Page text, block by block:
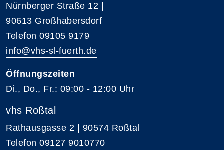
Nürnberger Straße 12 |
90613 Großhabersdorf
Telefon 09105 9179
info@vhs-sl-fuerth.de
Öffnungszeiten
Di., Do., Fr.: 09:00 - 12:00 Uhr
vhs Roßtal
Rathausgasse 2 | 90574 Roßtal
Telefon 09127 9010770